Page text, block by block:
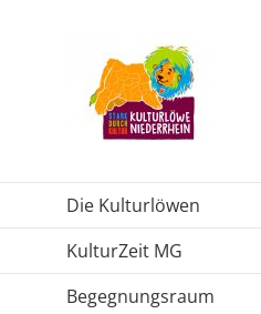
Die Kulturlöwen
KulturZeit MG
Begegnungsraum